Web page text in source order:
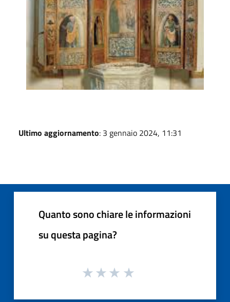
Ultimo aggiornamento: 3 gennaio 2024, 11:31
Quanto sono chiare le informazioni
su questa pagina?